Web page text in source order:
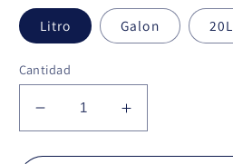
Litro Galon 20L
Cantidad
Reducir
cantidad
para
Aumentar
cantidad
para